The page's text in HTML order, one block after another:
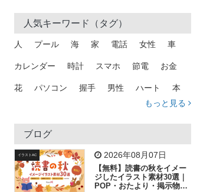
人気キーワード（タグ）
人 プール 海 家 電話 女性 車
カレンダー 時計 スマホ 節電 お金
花 パソコン 握手 男性 ハート 本
トラック 木
吹き出し
飛行機 グラフ ビル 魚 家族 書類
歩く 工場 会社 太陽 キラキラ
もっと見る
ブログ
イラストAC 2026年08月07日
【無料】読書の秋をイメー
ジしたイラスト素材30選｜
POP・おたより・掲示物に